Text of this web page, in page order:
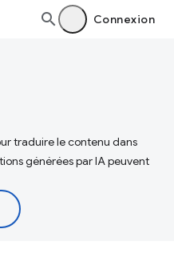
Connexion
traduire le contenu dans
générées par IA peuvent